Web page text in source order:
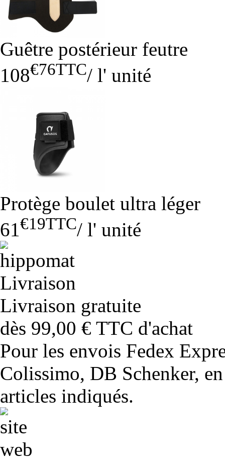
Guêtre postérieur feutre
108€76TTC/ l' unité
Protège boulet ultra léger
61 €19TTC/ l' unité
Livraison gratuite
dès 99,00 € TTC d'achat
Pour les envois Fedex
Colissimo, DB Schenker,
articles indiqués.